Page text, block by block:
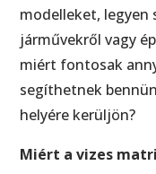
modelleket, legyen
járművekről vagy
miért fontosak
segíthetnek
helyére kerüljön?
Miért a vizes